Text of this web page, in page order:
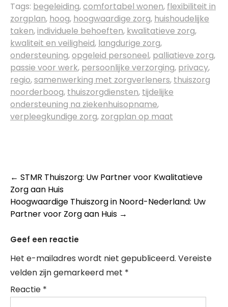
Tags: begeleiding,comfortabel wonen, flexibiliteit in
zorgplan, hoog, hoogwaardige zorg, huishoudelijke
taken,individuele behoeften, kwalitatieve zorg,
kwaliteit en veiligheid, langdurige zorg,
ondersteuning,opgeleid personeel, palliatieve zorg,
passie voor werk, persoonlijke verzorging, privacy,
regio,samenwerking met zorgverleners, thuiszorg
noorderboog, thuiszorgdiensten, tijdelijke
ondersteuning na ziekenhuisopname,
verpleegkundige zorg, zorgplan op maat
Post
navigation
← STMR Thuiszorg: Uw Partner voor Kwalitatieve
Zorg aan Huis
Hoogwaardige Thuiszorg in Noord-Nederland: Uw
Partner voor Zorg aan Huis →
Geef een reactie
Het e-mailadres wordt niet gepubliceerd. Vereiste
velden zijn gemarkeerd met *
Reactie *